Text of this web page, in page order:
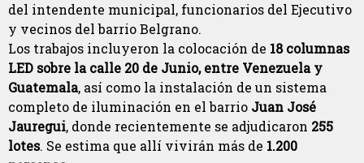
del intendente municipal, funcionarios del Ejecutivo
y vecinos del barrio Belgrano.
Los trabajos incluyeron la colocación de 18 columnas
LED sobre la calle 20 de Junio, entre Venezuela y
Guatemala, así como la instalación de un sistema
completo de iluminación en el barrio Juan José
Jauregui, donde recientemente se adjudicaron 255
lotes. Se estima que allí vivirán más de 1.200